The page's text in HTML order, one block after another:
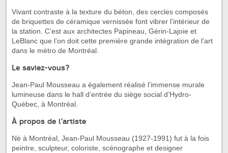
Vivant contraste à la texture du béton, des cercles composés
de briquettes de céramique vernissée font vibrer l’intérieur de
la station. C’est aux architectes Papineau, Gérin-Lajoie et
LeBlanc que l’on doit cette première grande intégration de l’art
dans le métro de Montréal.
Le saviez-vous?
Jean-Paul Mousseau a également réalisé l’immense murale
lumineuse dans le hall d’entrée du siège social d’Hydro-
Québec, à Montréal.
À propos de l’artiste
Né à Montréal, Jean-Paul Mousseau (1927-1991) fut à la fois
peintre, sculpteur, coloriste, scénographe et designer